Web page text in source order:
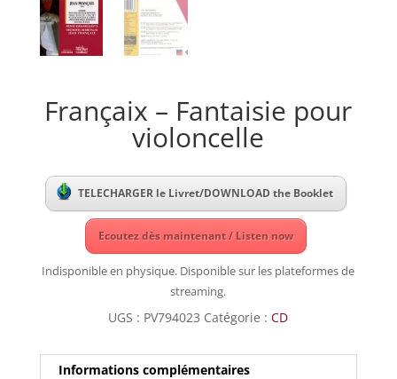
Françaix – Fantaisie pour
violoncelle
TELECHARGER le Livret/DOWNLOAD the Booklet
Ecoutez dès maintenant / Listen now
Indisponible en physique. Disponible sur les plateformes de
streaming.
UGS : PV794023 Catégorie :CD
Informations complémentaires